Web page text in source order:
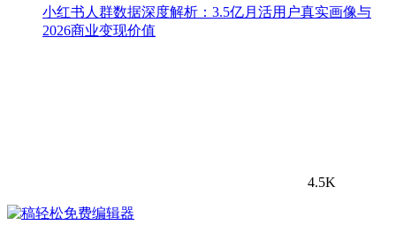
小红书人群数据深度解析：3.5亿月活用户真实画像与
2026商业变现价值
4.5K